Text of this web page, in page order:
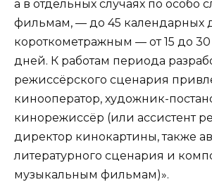
а в отдельных случаях по особо
фильмам, — до 45 календарных
короткометражным — от 15 до
дней. К работам периода
режиссёрского сценария
кинооператор, художник-
кинорежиссёр (или ассистент
директор кинокартины, также
литературного сценария и
музыкальным фильмам)».